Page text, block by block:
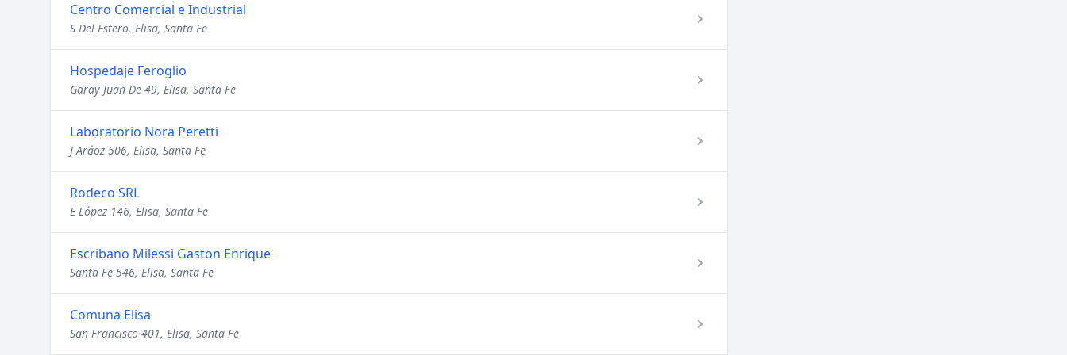
Centro Comercial e Industrial
S Del Estero, Elisa, Santa Fe
Hospedaje Feroglio
Garay Juan De 49, Elisa, Santa Fe
Laboratorio Nora Peretti
J Aráoz 506, Elisa, Santa Fe
Rodeco SRL
E López 146, Elisa, Santa Fe
Escribano Milessi Gaston Enrique
Santa Fe 546, Elisa, Santa Fe
Comuna Elisa
San Francisco 401, Elisa, Santa Fe